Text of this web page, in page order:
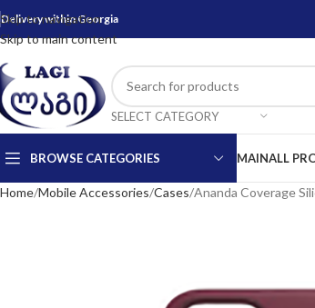
Skip to navigation
Skip to main content
Delivery within Georgia
SELECT CATEGORY
BROWSE CATEGORIES MAINALL
Home Mobile Accessories Cases Ananda Coverage